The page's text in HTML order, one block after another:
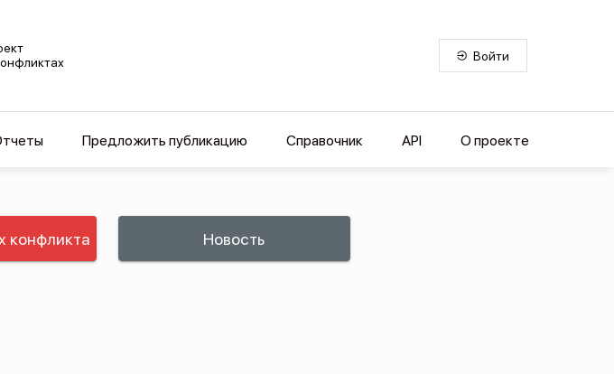
Войти
Предложить публикацию Справочник API О проекте
конфликта Новость